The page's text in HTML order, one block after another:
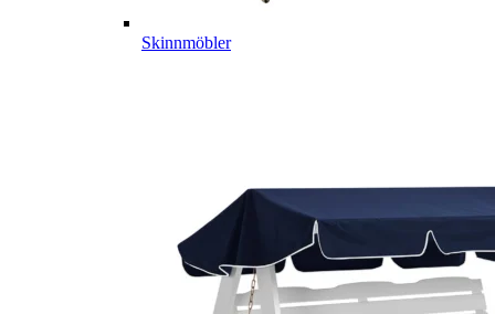
Skinnmöbler